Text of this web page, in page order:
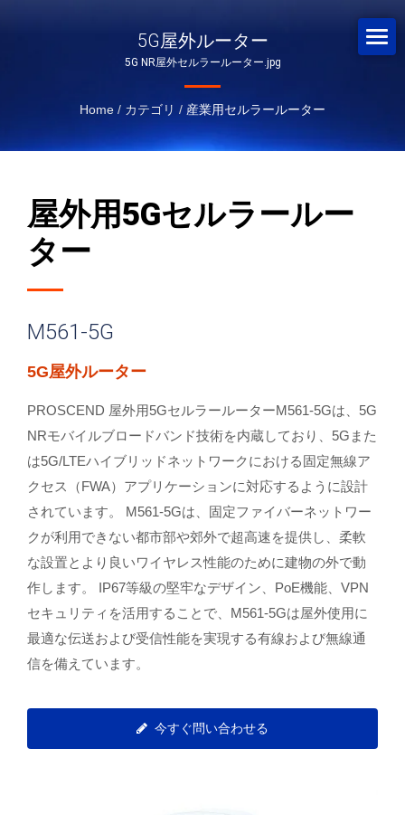
5G屋外ルーター
5G NR屋外セルラールーター.jpg
Home / カテゴリ / 産業用セルラールーター
屋外用5Gセルラールー
ター
M561-5G
5G屋外ルーター
PROSCEND 屋外用5GセルラールーターM561-5Gは、5G
NRモバイルブロードバンド技術を内蔵しており、5Gまた
は5G/LTEハイブリッドネットワークにおける固定無線ア
クセス（FWA）アプリケーションに対応するように設計
されています。 M561-5Gは、固定ファイバーネットワー
クが利用できない都市部や郊外で超高速を提供し、柔軟
な設置とより良いワイヤレス性能のために建物の外で動
作します。 IP67等級の堅牢なデザイン、PoE機能、VPN
セキュリティを活用することで、M561-5Gは屋外使用に
最適な伝送および受信性能を実現する有線および無線通
信を備えています。
今すぐ問い合わせる